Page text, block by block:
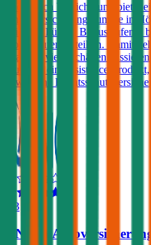
Die Zurich Versicherung bietet
einer Versicherungssumme in
Mio. an. Für die Bonusstufen 0
Bonusstufenvorteil an. Damit
egal wie viele Schäden
Aufpreis ein Assistance-
sowie eine
4,3
UNIQA Autoversicherung